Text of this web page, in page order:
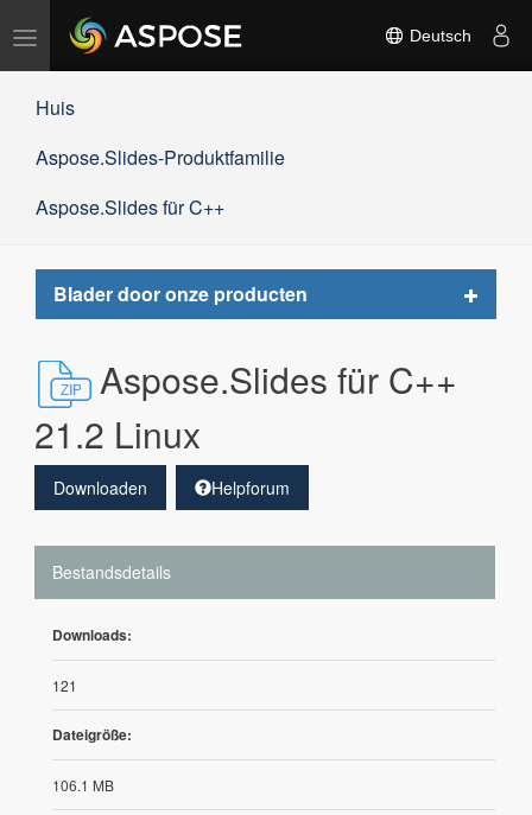
Navigation
umschalten
Deutsch
Huis
Aspose.Slides-Produktfamilie
Aspose.Slides für C++
Blader door onze producten
Toggle
Aspose.Slides für C++
21.2 Linux
Downloaden Helpforum
Bestandsdetails
Downloads:
121
Dateigröße:
106.1 MB